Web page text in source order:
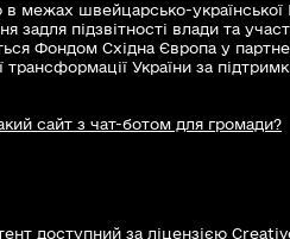
в межах швейцарсько-
задля підзвітності влади та
Фондом Східна Європа у
України за
сайт з чат-ботом для громади?
доступний за ліцензією